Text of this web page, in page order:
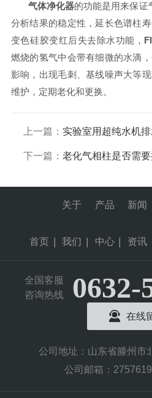
气体净化器的功能是用来保证
分析结果的稳定性，延长色谱柱
变色硅胶变红后失去除水功能，
燃烧的氢气中会带有细微的水滴
影响，出现毛刺、基线噪声大等
维护，定期老化和更换。
上一篇： 实验室用超纯水机排
下一篇： 老化气相柱是否需
首页
关于
我们
产品
中心
新闻
资讯
全国客服
咨询热线
0632-
在线
公司地址：山东省滕州市
公司邮箱：